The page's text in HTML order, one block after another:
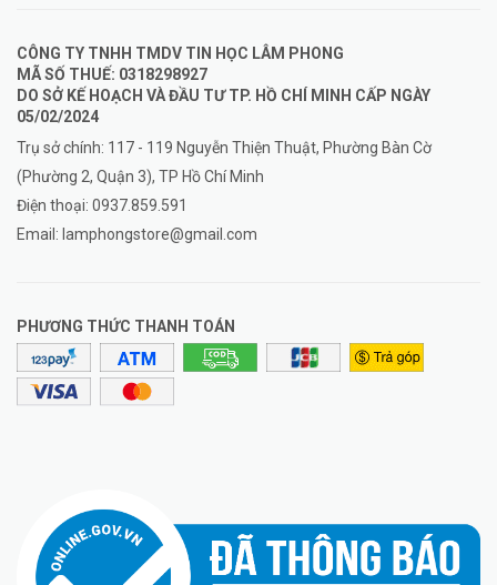
CÔNG TY TNHH TMDV TIN HỌC LÂM PHONG
MÃ SỐ THUẾ: 0318298927
DO SỞ KẾ HOẠCH VÀ ĐẦU TƯ TP. HỒ CHÍ MINH CẤP NGÀY
05/02/2024
Trụ sở chính: 117 - 119 Nguyễn Thiện Thuật, Phường Bàn Cờ
(Phường 2, Quận 3), TP Hồ Chí Minh
Điện thoại: 0937.859.591
Email: lamphongstore@gmail.com
PHƯƠNG THỨC THANH TOÁN